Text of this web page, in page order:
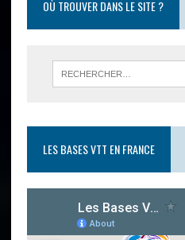
OÙ TROUVER DANS LE SITE ?
LES BASES VTT EN FRANCE